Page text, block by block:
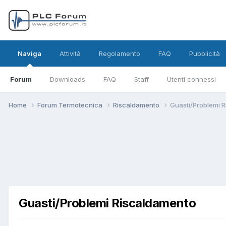
Naviga
Forum Downloads FAQ Staff Utenti connessi
Attività Regolamento FAQ Pubblicità
Home Forum Termotecnica Riscaldamento Guasti/Problemi
Guasti/Problemi Riscaldamento